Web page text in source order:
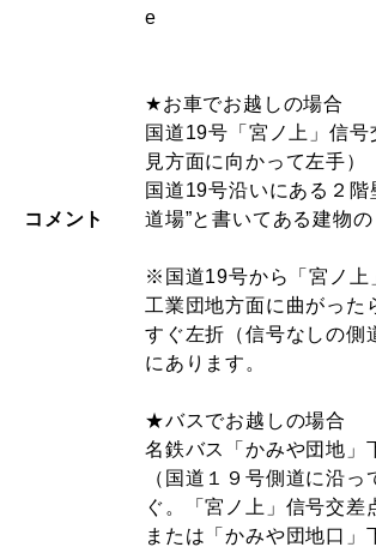
コメント
e
★お車でお越しの場合
国道19号「宮ノ上」信号
見方面に向かって左手）
国道19号沿いにある２階
道場”と書いてある建物
※国道19号から「宮ノ上
工業団地方面に曲がった
すぐ左折（信号なしの側
にあります。
★バスでお越しの場合
名鉄バス「かみや団地」
（国道１９号側道に沿っ
ぐ。「宮ノ上」信号交差
または「かみや団地口」